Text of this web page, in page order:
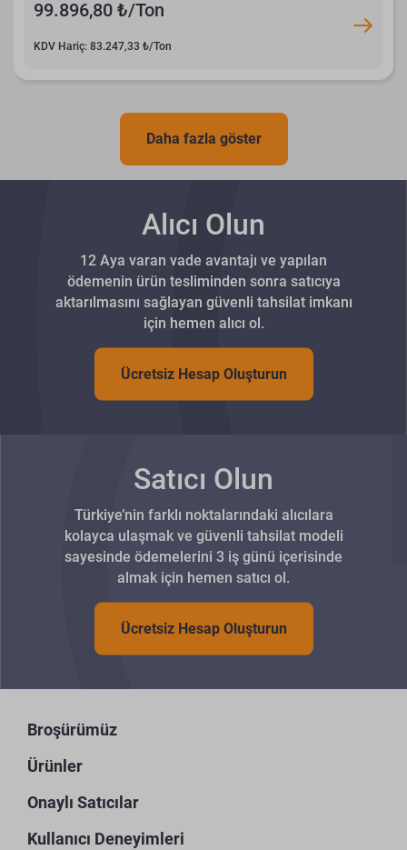
99.896,80 ₺/Ton
KDV Hariç: 83.247,33 ₺/Ton
Daha fazla göster
Alıcı Olun
12 Aya varan vade avantajı ve yapılan
ödemenin ürün tesliminden sonra satıcıya
aktarılmasını sağlayan güvenli tahsilat imkanı
için hemen alıcı ol.
Ücretsiz Hesap Oluşturun
Satıcı Olun
Türkiye’nin farklı noktalarındaki alıcılara
kolayca ulaşmak ve güvenli tahsilat modeli
sayesinde ödemelerini 3 iş günü içerisinde
almak için hemen satıcı ol.
Ücretsiz Hesap Oluşturun
Broşürümüz
Ürünler
Onaylı Satıcılar
Kullanıcı Deneyimleri